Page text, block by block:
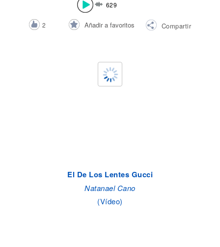
629
2 Añadir a favoritos Compartir
El De Los Lentes Gucci
Natanael Cano
(Vídeo)